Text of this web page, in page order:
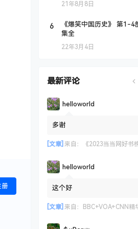
册
21年8月8日
6
《爆笑中国历史》 第1-4部(
集全
22年3月4日
最新评论
helloworld
多谢
[文章] 来自： 《2023当当网好书榜70本》
helloworld
这个好
[文章] 来自： BBC+VOA+CNN精